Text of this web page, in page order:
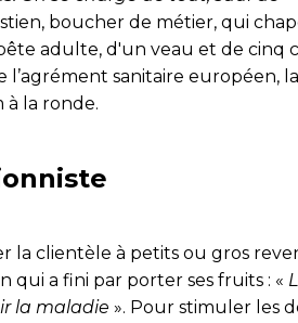
boucher de métier, qui
adulte, d'un veau et de cinq
l’agrément sanitaire européen,
la ronde.
clientèle à petits ou gros
qui a fini par porter ses fruits : « L
la maladie ». Pour stimuler les